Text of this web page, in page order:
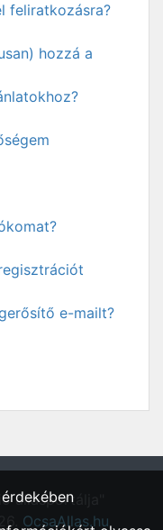
feliratkozásra?
hozzá a
e-mailt?
állásportálja"
OcsaAllas.hu